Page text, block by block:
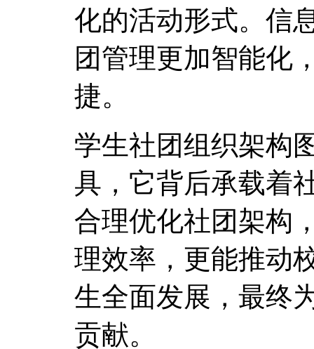
化的活动形式。信
团管理更加智能化
捷。
学生社团组织架构
具，它背后承载着
合理优化社团架构
理效率，更能推动
生全面发展，最终
贡献。